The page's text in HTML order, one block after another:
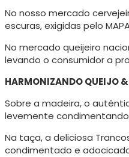
No nosso mercado
escuras, exigi­das pelo
No mercado queijeiro
levando o con­sumidor a
HARMONIZANDO QUEIJO
Sobre a madeira, o
levemente
Na taça, a deliciosa
condimentado e